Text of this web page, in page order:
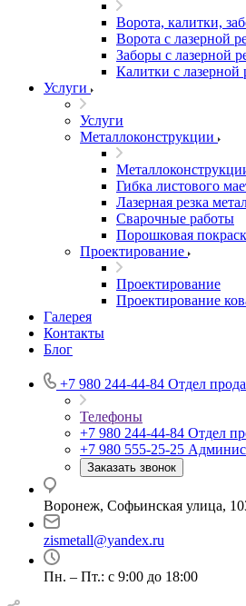
Ворота, калитки,
Ворота с лазерной
Заборы с лазерной
Калитки с лазерной
Услуги
Услуги
Металлоконструкции
Гибка листового
Лазерная резка
Сварочные работы
Порошковая
Проектирование
Проектирование
Проектирование
Галерея
Контакты
Блог
+7 980 244-44-84 Отдел
Телефоны
+7 980 244-44-84 Отдел
+7 980 555-25-25
Заказать звонок
Воронеж, Софьинская улица,
zismetall@yandex.ru
Пн. – Пт.: с 9:00 до 18:00